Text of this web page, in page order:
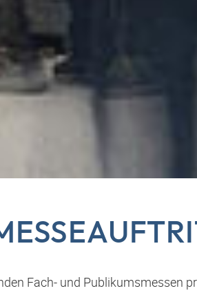
Fach- und Publikumsmessen